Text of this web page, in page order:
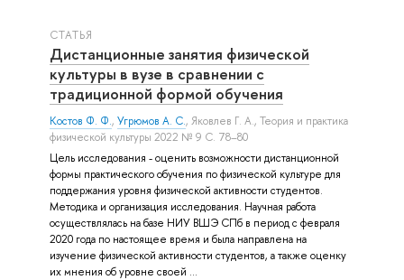
СТАТЬЯ
Дистанционные занятия физической
культуры в вузе в сравнении с
традиционной формой обучения
Костов Ф. Ф., Угрюмов А. С., Яковлев Г. А., Теория и практика
физической культуры 2022 № 9 С. 78–80
Цель исследования - оценить возможности дистанционной
формы практического обучения по физической культуре для
поддержания уровня физической активности студентов.
Методика и организация исследования. Научная работа
осуществлялась на базе НИУ ВШЭ СПб в период с февраля
2020 года по настоящее время и была направлена на
изучение физической активности студентов, а также оценку
их мнения об уровне своей ...